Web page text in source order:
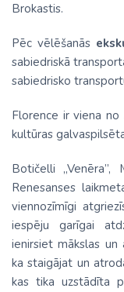
Brokastis.
Pēc vēlēšanās
sabiedriskā
sabiedrisko
Florence ir viena no
kultūras
Botičelli „Venēra”,
Renesanses
viennozīmīgi
iespēju garīgai
ienirsiet mākslas un
ka staigājat un
kas tika uzstādīta